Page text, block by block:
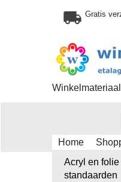
Gratis
Home
Acryl en
standaarden